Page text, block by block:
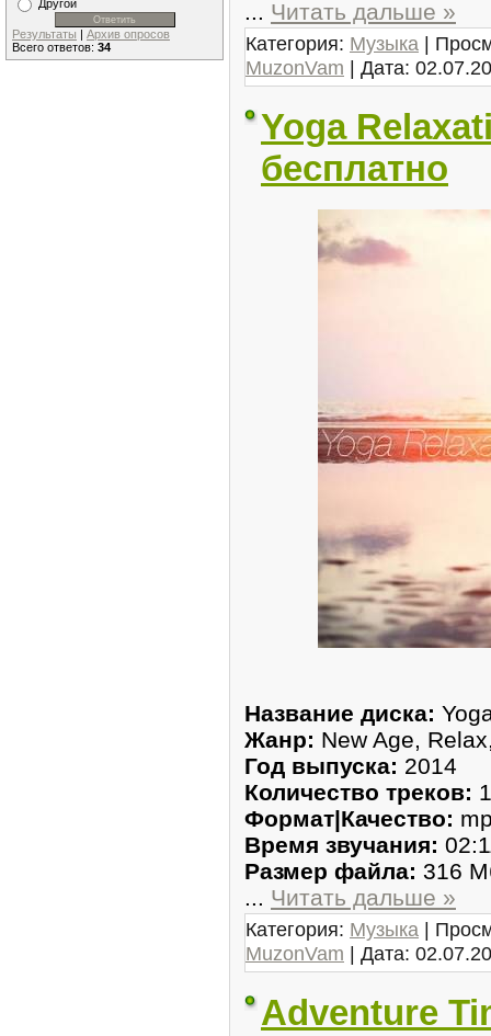
Другой
Результаты | Архив опросов
Всего ответов: 34
... Читать дальше »
Категория: Музыка |
MuzonVam | Дата:
Yoga
бесплатно
Название диска:
Жанр: New Age,
Год выпуска: 2014
Количество треков:
Формат|Качество:
Время звучания:
Размер файла: 316
... Читать дальше »
Категория: Музыка |
MuzonVam | Дата:
Adventure